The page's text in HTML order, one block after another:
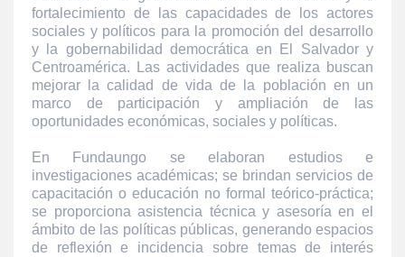
fortalecimiento de las capacidades de los actores
sociales y políticos para la promoción del desarrollo
y la gobernabilidad democrática en El Salvador y
Centroamérica. Las actividades que realiza buscan
mejorar la calidad de vida de la población en un
marco de participación y ampliación de las
oportunidades económicas, sociales y políticas.
En Fundaungo se elaboran estudios e
investigaciones académicas; se brindan servicios de
capacitación o educación no formal teórico-práctica;
se proporciona asistencia técnica y asesoría en el
ámbito de las políticas públicas, generando espacios
de reflexión e incidencia sobre temas de interés